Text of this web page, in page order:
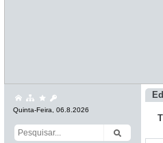
Quinta-Feira, 06.8.2026